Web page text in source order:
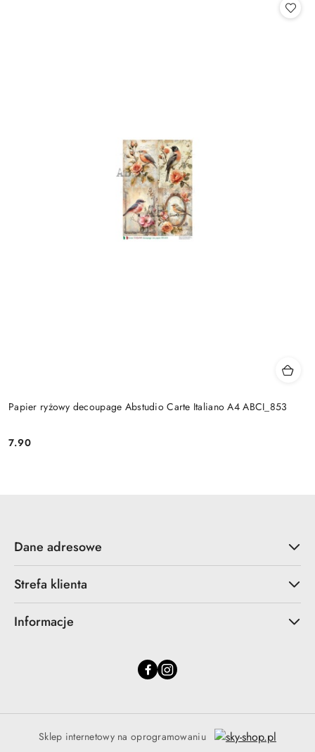
Papier ryżowy decoupage Abstudio Carte Italiano A4 ABCI_853
Cena:
7.90
Dane adresowe
Strefa klienta
Informacje
Sklep internetowy na oprogramowaniu